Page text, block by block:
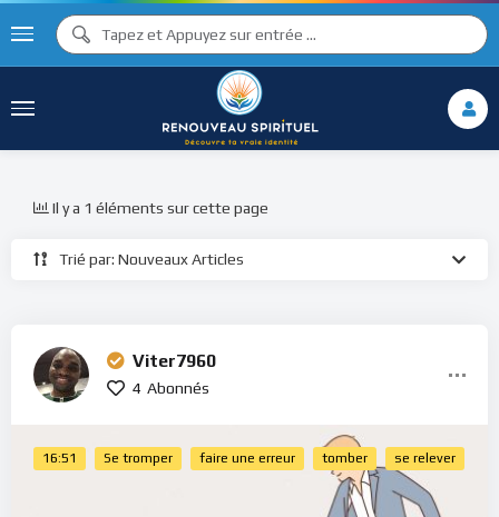
Trié par: Nouveaux Articles
Il y a 1 éléments sur cette page
Viter7960
4 Abonnés
16:51 Se tromper faire une erreur tomber se relever